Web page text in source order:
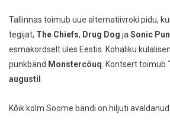
Tallinnas toimub uue alternatiivroki pidu,
tegijat, The Chiefs, Drug Dog jaSonic
esmakordselt üles Eestis. Kohaliku
punkbänd Monstercöuq. Kontsert toimub
augustil .
Kõik kolm Soome bändi on hiljuti